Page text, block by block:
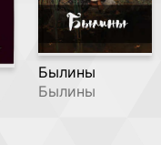
Былины
Былины